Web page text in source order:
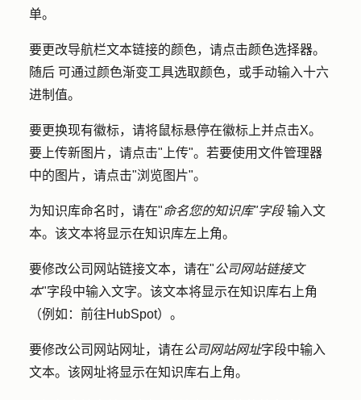
单。
要更改导航栏文本链接的颜色，请点击颜色选择器。
随后 可通过颜色渐变工具选取颜色，或手动输入十六
进制值。
要更换现有徽标，请将鼠标悬停在徽标上并点击X。
要上传新图片，请点击"上传"。若要使用文件管理器
中的图片，请点击"浏览图片"。
为知识库命名时，请在"命名您的知识库"字段输入文
本。该文本将显示在知识库左上角。
要修改公司网站链接文本，请在"公司网站链接文
本"字段中输入文字。该文本将显示在知识库右上角
（例如：前往HubSpot）。
要修改公司网站网址，请在公司网站网址字段中输入
文本。该网址将显示在知识库右上角。